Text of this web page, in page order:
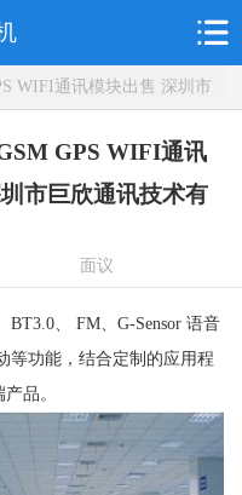
WIFI通讯模块出售 深圳市
GPS WIFI通讯
市巨欣通讯技术有
面议
、 FM、G-Sensor 语音
等功能，结合定制的应用程
品。